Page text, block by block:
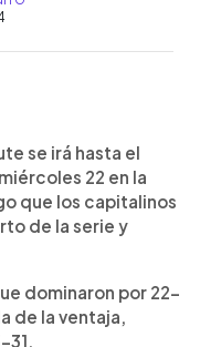
se irá hasta el
22 en la
que los capitalinos
de la serie y
dominaron por 22-
de la ventaja,